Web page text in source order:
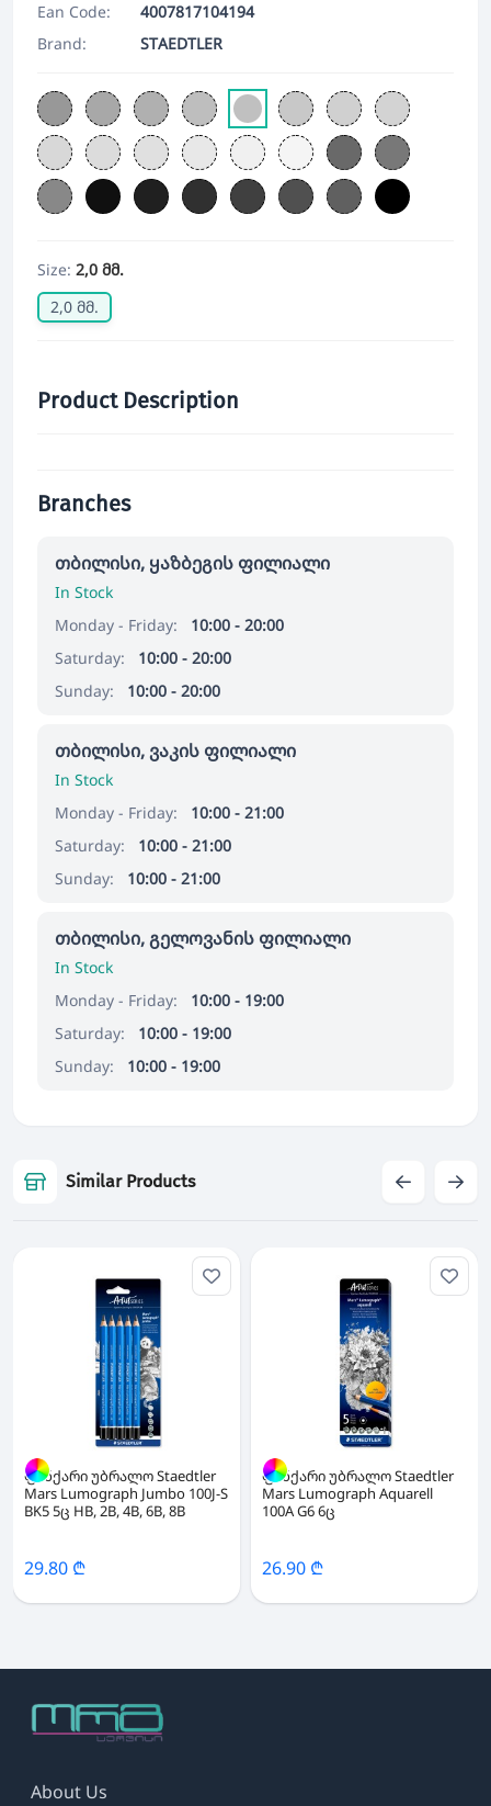
Ean Code:
4007817104194
Brand:
STAEDTLER
Size: 2,0 მმ.
2,0 მმ.
Product Description
Branches
თბილისი, ყაზბეგის ფილიალი
In Stock
Monday - Friday:
10:00 - 20:00
Saturday:
10:00 - 20:00
Sunday:
10:00 - 20:00
თბილისი, ვაკის ფილიალი
In Stock
Monday - Friday:
10:00 - 21:00
Saturday:
10:00 - 21:00
Sunday:
10:00 - 21:00
თბილისი, გელოვანის ფილიალი
In Stock
Monday - Friday:
10:00 - 19:00
Saturday:
10:00 - 19:00
Sunday:
10:00 - 19:00
Similar Products
ფანქარი უბრალო Staedtler
Mars Lumograph Jumbo 100J-S
BK5 5ც HB, 2B, 4B, 6B, 8B
29.80 ₾
ფანქარი უბრალო Staedtler
Mars Lumograph Aquarell
100A G6 6ც
26.90 ₾
About Us